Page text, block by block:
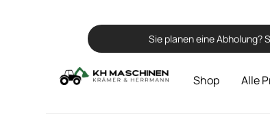
Sie planen eine Abholung?
Shop Alle